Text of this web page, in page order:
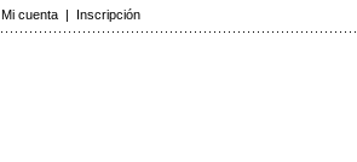
Mi cuenta | Inscripción